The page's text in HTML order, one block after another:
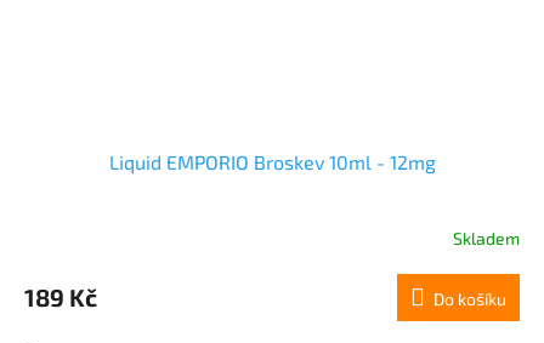
Liquid EMPORIO Broskev 10ml - 12mg
Skladem
189 Kč Do košíku